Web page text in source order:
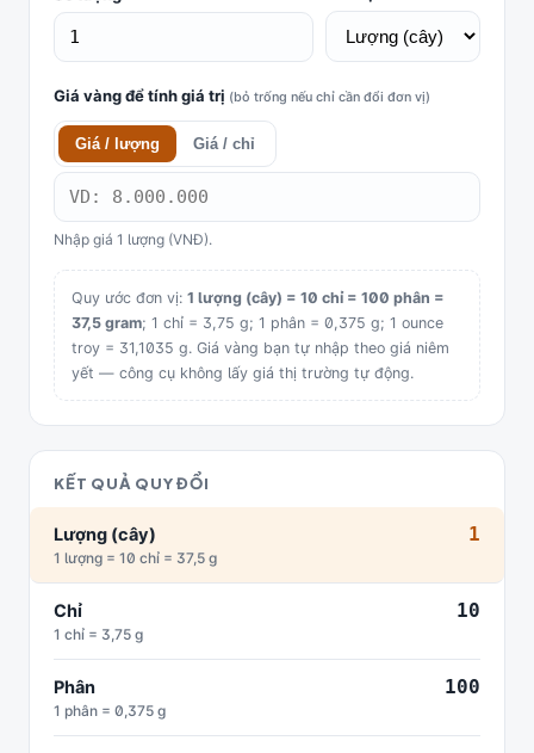
Giá vàng để tính giá trị (bỏ trống nếu chỉ cần đổi đơn vị)
Giá / lượng Giá / chỉ
Nhập giá 1 lượng (VNĐ).
Quy ước đơn vị: 1 lượng (cây) = 10 chỉ = 100 phân =
37,5 gram; 1 chỉ = 3,75 g; 1 phân = 0,375 g; 1 ounce
troy = 31,1035 g. Giá vàng bạn tự nhập theo giá niêm
yết — công cụ không lấy giá thị trường tự động.
KẾT QUẢ QUY ĐỔI
Lượng (cây)
1 lượng = 10 chỉ = 37,5 g
1
Chỉ
1 chỉ = 3,75 g
10
Phân
1 phân = 0,375 g
100